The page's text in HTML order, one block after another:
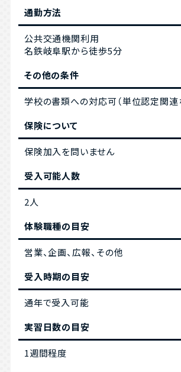
通勤方法
公共交通機関利用
名鉄岐阜駅から徒歩5分
その他の条件
学校の書類への対応可（単位認定関連
保険について
保険加入を問いません
受入可能人数
2人
体験職種の目安
営業、企画、広報、その他
受入時期の目安
通年で受入可能
実習日数の目安
1週間程度